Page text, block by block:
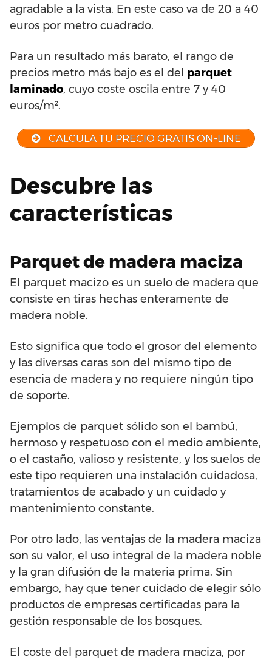
agradable a la vista. En este caso va de 20 a 40
euros por metro cuadrado.
Para un resultado más barato, el rango de
precios metro más bajo es el del parquet
laminado, cuyo coste oscila entre 7 y 40
euros/m².
CALCULA TU PRECIO GRATIS ON-LINE
Descubre las
características
Parquet de madera maciza
El parquet macizo es un suelo de madera que
consiste en tiras hechas enteramente de
madera noble.
Esto significa que todo el grosor del elemento
y las diversas caras son del mismo tipo de
esencia de madera y no requiere ningún tipo
de soporte.
Ejemplos de parquet sólido son el bambú,
hermoso y respetuoso con el medio ambiente,
o el castaño, valioso y resistente, y los suelos de
este tipo requieren una instalación cuidadosa,
tratamientos de acabado y un cuidado y
mantenimiento constante.
Por otro lado, las ventajas de la madera maciza
son su valor, el uso integral de la madera noble
y la gran difusión de la materia prima. Sin
embargo, hay que tener cuidado de elegir sólo
productos de empresas certificadas para la
gestión responsable de los bosques.
El coste del parquet de madera maciza, por